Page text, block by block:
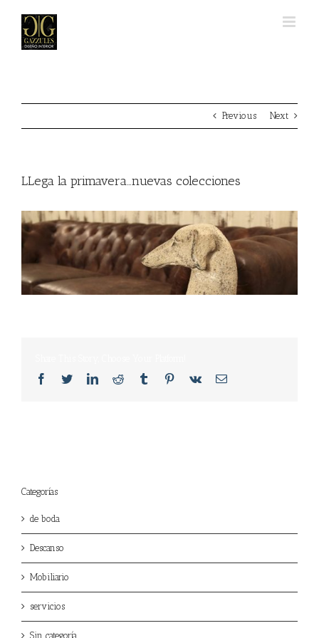
content
Previous Next
LLega la primavera…nuevas colecciones
Facebook
TwitterLinkedInReddit Tumblr Pinterest
Vk Email
Categorías
de boda
Descanso
Mobiliario
servicios
Sin categoría